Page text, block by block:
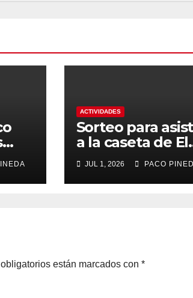
ACTIVIDADES
Sorteo para
a la caseta de El
Rengue, Feria
Málaga 2026
JUL 1, 2026 PACO
están marcados con *